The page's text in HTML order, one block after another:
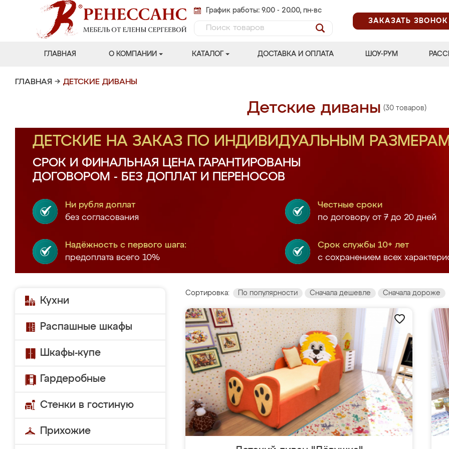
График работы: 9.00 - 20.00, пн-вс
ЗАКАЗАТЬ ЗВОНОК
ГЛАВНАЯ О КОМПАНИИ КАТАЛОГ ДОСТАВКА И ОПЛАТА ШОУ-РУМ
ГЛАВНАЯ → ДЕТСКИЕ ДИВАНЫ
Детские диваны (30 товаров)
ДЕТСКИЕ НА ЗАКАЗ ПО ИНДИВИДУАЛЬНЫМ
СРОК И ФИНАЛЬНАЯ ЦЕНА ГАРАНТИРОВАНЫ
ДОГОВОРОМ - БЕЗ ДОПЛАТ И ПЕРЕНОСОВ
Ни рубля доплат
без согласования
Честные сроки
по договору от 7 до 20 дней
Надёжность с первого шага:
предоплата всего 10%
Срок службы 10+ лет
с сохранением всех
Кухни
Распашные шкафы
Шкафы-купе
Гардеробные
Стенки в гостиную
Прихожие
Сортировка: По популярности Сначала дешевле Сначала дороже